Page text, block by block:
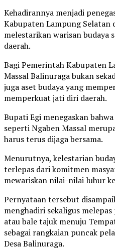
Kehadirannya menjadi
Kabupaten Lampung Selatan
melestarikan warisan budaya
daerah.
Bagi Pemerintah Kabupaten
Massal Balinuraga bukan
juga aset budaya yang
memperkuat jati diri daerah.
Bupati Egi menegaskan
seperti Ngaben Massal
harus terus dijaga bersama.
Menurutnya, kelestarian
terlepas dari komitmen
mewariskan nilai-nilai luhur
Pernyataan tersebut
menghadiri sekaligus
atau bale tajuk menuju
sebagai rangkaian puncak
Desa Balinuraga.